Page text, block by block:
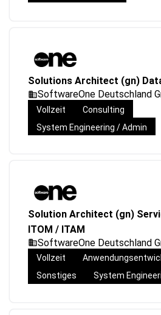
Solutions Architect (gn)
SoftwareOne Deutschland
Vollzeit
Consulting
System Engineering / Admin
Solution Architect (gn)
ITOM / ITAM
SoftwareOne Deutschland
Vollzeit
Sonstiges
System